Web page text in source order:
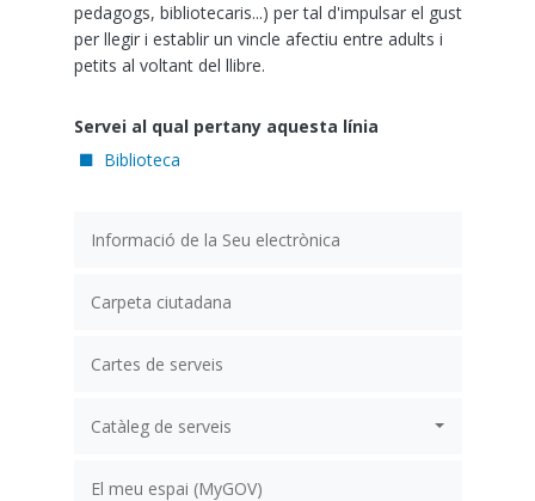
Informació de la Seu electrònica
Carpeta ciutadana
Cartes de serveis
Catàleg de serveis
El meu espai (MyGOV)
pedagogs, bibliotecaris...) per tal d'impulsar el gust
per llegir i establir un vincle afectiu entre adults i
petits al voltant del llibre.
Servei al qual pertany aquesta línia
Biblioteca